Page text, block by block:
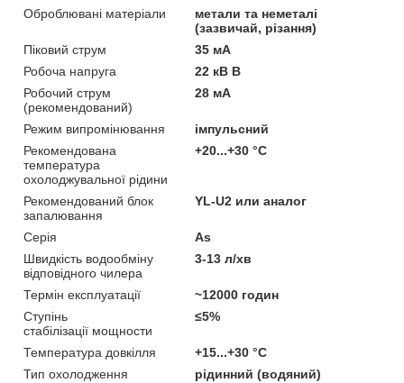
Оброблювані матеріали
метали та неметалі
(зазвичай, різання)
Піковий струм
35 мА
Робоча напруга
22 кВ В
Робочий струм
(рекомендований)
28 мА
Режим випромінювання
імпульсний
Рекомендована
температура
охолоджувальної рідини
+20...+30 °С
Рекомендований блок
запалювання
YL-U2 или аналог
Серія
As
Швидкість водообміну
відповідного чилера
3-13 л/хв
Термін експлуатації
~12000 годин
Ступінь
стабілізації мощности
≤5%
Температура довкілля
+15...+30 °С
Тип охолодження
рідинний (водяний)